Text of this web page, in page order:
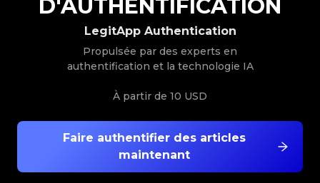
Faire authentifier des articles
maintenant
LegitApp Authentication
Propulsée par des experts en
authentification et la technologie IA
À partir de 10 USD
D'AUTHENTIFICATION